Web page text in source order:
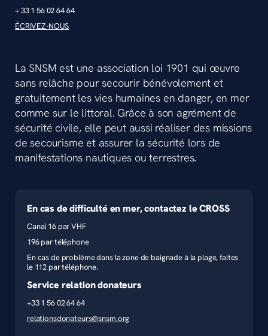
+ 33 1 56 02 64 64
ÉCRIVEZ-NOUS
La SNSM est une association loi 1901 qui œuvre
sans relâche pour secourir bénévolement et
gratuitement les vies humaines en danger, en mer
comme sur le littoral. Grâce à son agrément de
sécurité civile, elle peut aussi réaliser des missions
de secourisme et assurer la sécurité lors de
manifestations nautiques ou terrestres.
En cas de difficulté en mer, contactez le CROSS
Canal 16 par VHF
196 par téléphone
En cas de problème dans la zone de baignade à la plage, faites
le 112 par téléphone.
Service relation donateurs
+33 1 56 02 64 64
relationsdonateurs@snsm.org